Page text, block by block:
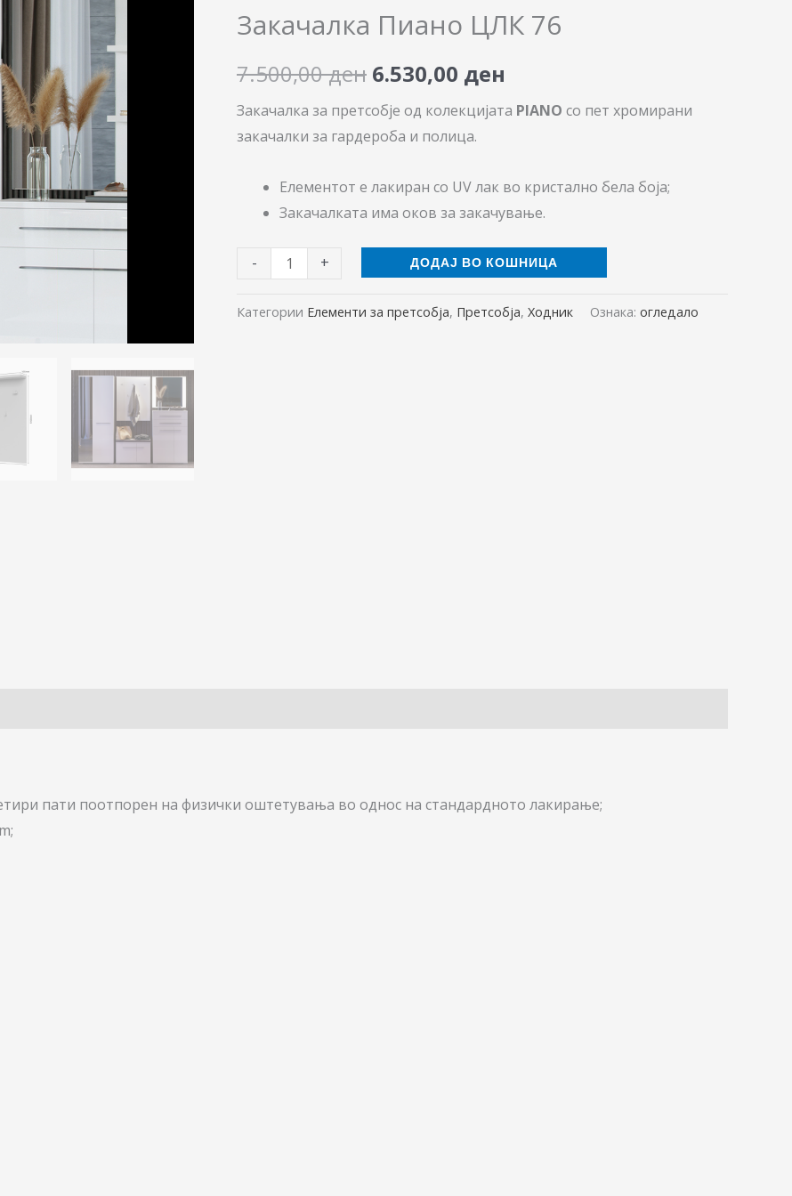
Закачалка Пиано ЦЛК 76
7.500,00ден
was:
7.500,00 ден.
6.530,00 ден
is:
Закачалка за претсобје од колекцијата PIANO со пет хромирани
закачалки за гардероба и полица.
Елементот е лакиран со UV лак во кристално бела боја;
Закачалката има оков за закачување.
-
76
+ ДОДАЈ ВО КОШНИЦА
Категории Елементи за претсобја, Претсобја, Ходник Ознака: огледало
пати поотпорен на физички оштетувања во однос на стандардното лакирањe;